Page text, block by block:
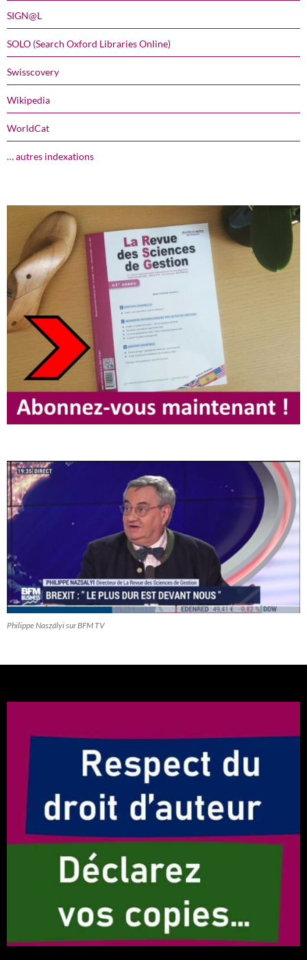
SIGN@L
SOLO (Search Oxford Libraries Online)
Swisscovery
Wikipedia
WorldCat
… autres indexations
Philippe Naszályi sur BFM TV